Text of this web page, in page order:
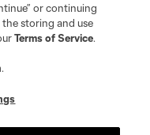
or continuing
storing and use
Terms of Service.
.